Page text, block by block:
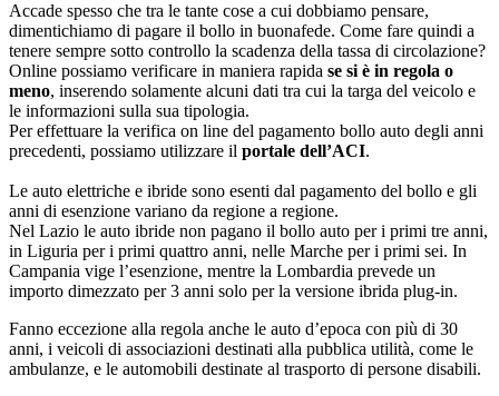
Accade spesso che tra le tante cose a cui dobbiamo pensare,
dimentichiamo di pagare il bollo in buonafede. Come fare quindi a
tenere sempre sotto controllo la scadenza della tassa di circolazione?
Online possiamo verificare in maniera rapida se si è in regola o
meno, inserendo solamente alcuni dati tra cui la targa del veicolo e
le informazioni sulla sua tipologia.
Per effettuare la verifica on line del pagamento bollo auto degli anni
precedenti, possiamo utilizzare il portale dell’ACI.
Le auto elettriche e ibride sono esenti dal pagamento del bollo e gli
anni di esenzione variano da regione a regione.
Nel Lazio le auto ibride non pagano il bollo auto per i primi tre anni,
in Liguria per i primi quattro anni, nelle Marche per i primi sei. In
Campania vige l’esenzione, mentre la Lombardia prevede un
importo dimezzato per 3 anni solo per la versione ibrida plug-in.
Fanno eccezione alla regola anche le auto d’epoca con più di 30
anni, i veicoli di associazioni destinati alla pubblica utilità, come le
ambulanze, e le automobili destinate al trasporto di persone disabili.